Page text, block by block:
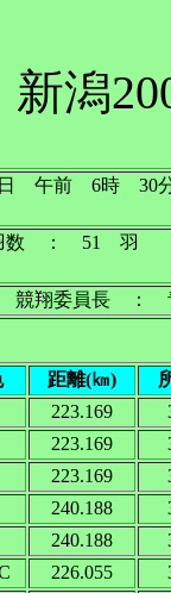
新潟
27日 午前
数 ： 51
委員長
距離(㎞)
223.169
223.169
223.169
240.188
240.188
226.055